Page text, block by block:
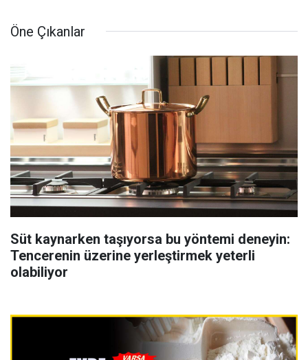
Öne Çıkanlar
Süt kaynarken taşıyorsa bu yöntemi deneyin:
Tencerenin üzerine yerleştirmek yeterli
olabiliyor